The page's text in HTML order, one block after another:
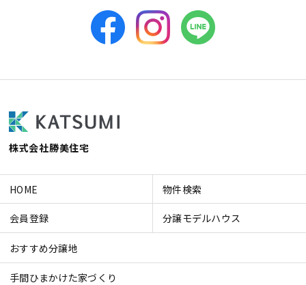
株式会社勝美住宅
HOME 物件検索
会員登録 分譲モデルハウス
おすすめ分譲地
手間ひまかけた家づくり